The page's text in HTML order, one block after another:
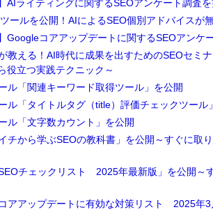
AIライティングに関するSEOアンケート調査
ールを公開！AIによるSEO個別アドバイスが無
Googleコアアップデートに関するSEOアンケ
教える！AI時代に成果を出すためのSEOセミ
役立つ実践テクニック～
ル「関連キーワード取得ツール」を公開
ル「タイトルタグ（title）評価チェックツール
ル「文字数カウント」を公開
チから学ぶSEOの教科書」を公開～すぐに取
チェックリスト 2025年最新版」を公開～
アアップデートに有効な対策リスト 2025年